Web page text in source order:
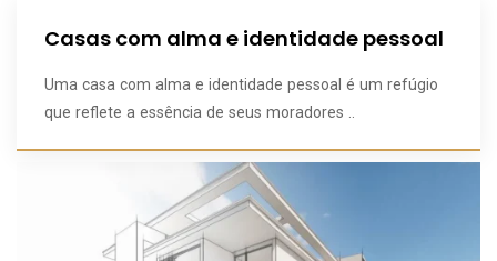
Casas com alma e identidade pessoal
Uma casa com alma e identidade pessoal é um refúgio
que reflete a essência de seus moradores ..